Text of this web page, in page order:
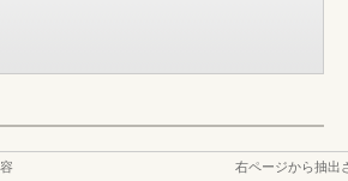
右ページから抽出